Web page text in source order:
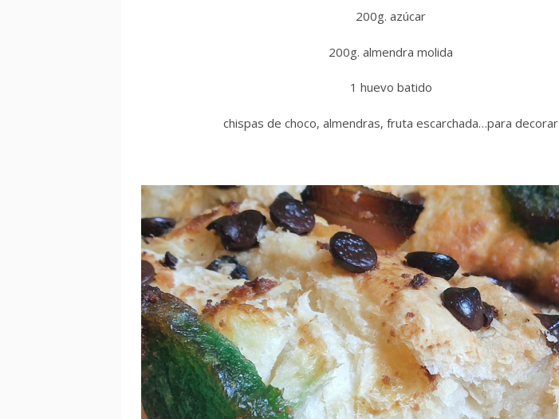
200g. azúcar
200g. almendra molida
1 huevo batido
chispas de choco, almendras, fruta escarchada…para decorar